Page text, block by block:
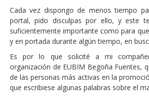
Cada vez dispongo de menos tiempo
portal, pido disculpas por ello, y este
suficientemente importante como para
y en portada durante algún tiempo, en
Es por lo que solicité a mi
organización de EUBIM Begoña Fuentes,
de las personas más activas en la
que escribiese algunas palabras sobre el